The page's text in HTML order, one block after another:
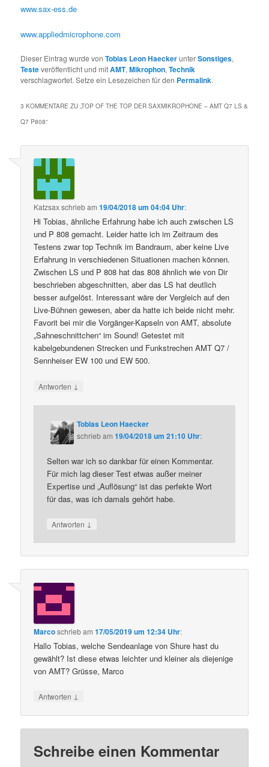
www.sax-ess.de
www.appliedmicrophone.com
Dieser Eintrag wurde vonTobias Leon HaeckerunterSonstiges,
Testeveröffentlicht und mitAMT,Mikrophon,Technik
verschlagwortet. Setze ein Lesezeichen für den Permalink.
3 KOMMENTARE ZU „TOP OF THE TOP DER SAXMIKROPHONE – AMT Q7 LS &
Q7 P808“
Katzsaxschriebam19/04/2018 um 04:04 Uhr:
Hi Tobias, ähnliche Erfahrung habe ich auch zwischen LS
und P 808 gemacht. Leider hatte ich im Zeitraum des
Testens zwar top Technik im Bandraum, aber keine Live
Erfahrung in verschiedenen Situationen machen können.
Zwischen LS und P 808 hat das 808 ähnlich wie von Dir
beschrieben abgeschnitten, aber das LS hat deutlich
besser aufgelöst. Interessant wäre der Vergleich auf den
Live-Bühnen gewesen, aber da hatte ich beide nicht mehr.
Favorit bei mir die Vorgänger-Kapseln von AMT, absolute
„Sahneschnittchen“ im Sound! Getestet mit
kabelgebundenen Strecken und Funkstrechen AMT Q7 /
Sennheiser EW 100 und EW 500.
Antworten ↓
Tobias Leon Haecker
schriebam19/04/2018 um 21:10 Uhr:
Selten war ich so dankbar für einen Kommentar.
Für mich lag dieser Test etwas außer meiner
Expertise und „Auflösung“ ist das perfekte Wort
für das, was ich damals gehört habe.
Antworten ↓
Marcoschriebam17/05/2019 um 12:34 Uhr:
Hallo Tobias, welche Sendeanlage von Shure hast du
gewählt? Ist diese etwas leichter und kleiner als diejenige
von AMT? Grüsse, Marco
Antworten ↓
Schreibe einen Kommentar